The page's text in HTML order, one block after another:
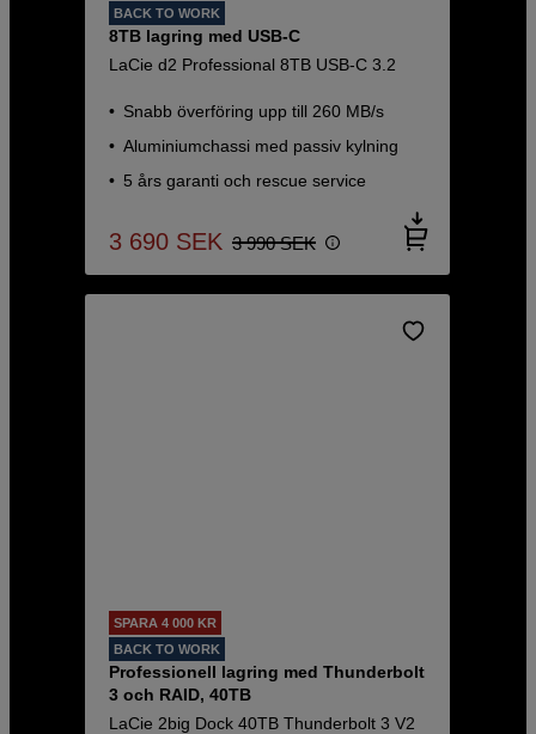
BACK TO WORK
8TB lagring med USB-C
LaCie d2 Professional 8TB USB-C 3.2
Snabb överföring upp till 260 MB/s
Aluminiumchassi med passiv kylning
5 års garanti och rescue service
3 690 SEK 3 990 SEK
SPARA 4 000 KR
BACK TO WORK
Professionell lagring med Thunderbolt
3 och RAID, 40TB
LaCie 2big Dock 40TB Thunderbolt 3 V2